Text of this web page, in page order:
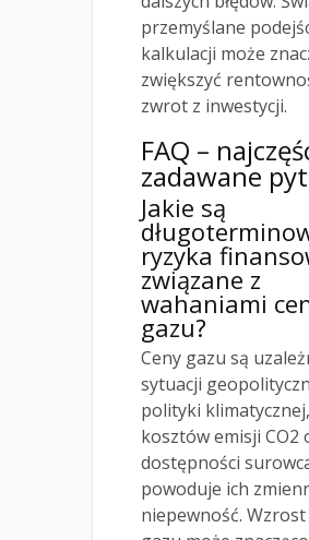
przemyślane
kalkulacji może
zwiększyć
zwrot z inwestycji.
FAQ –
zadawane
Jakie są
ryzyka
związane z
wahaniami
gazu?
Ceny gazu są
sytuacji
polityki klimatycznej,
kosztów emisji CO2
dostępności
powoduje ich
niepewność. Wzrost